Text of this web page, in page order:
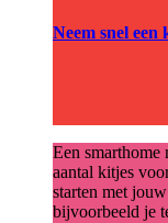
Neem snel
Een
aantal kitjes
starten met
bijvoorbeeld je